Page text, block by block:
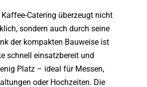
Catering überzeugt nicht
sondern auch durch seine
der kompakten Bauweise ist
schnell einsatzbereit und
Platz – ideal für Messen,
oder Hochzeiten. Die